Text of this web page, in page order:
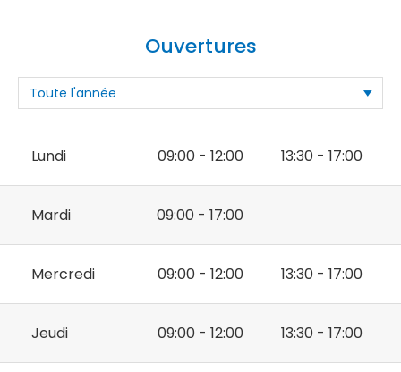
Ouvertures
Lundi 09:00 - 12:00 13:30 - 17:00
Mardi 09:00 - 17:00
Mercredi 09:00 - 12:00 13:30 - 17:00
Jeudi 09:00 - 12:00 13:30 - 17:00